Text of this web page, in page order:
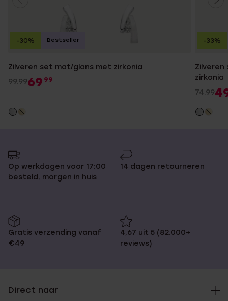
Zilveren set mat/glans met zirkonia
99.9969 99
-30% Bestseller
zirkonia
74.99
-33%
Op werkdagen voor 17:00
besteld, morgen in huis
14 dagen retourneren
Gratis verzending vanaf
€49
4,67 uit 5 (82.000+
reviews)
Direct naar